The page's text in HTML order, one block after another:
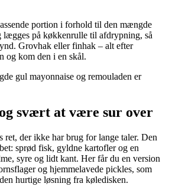
portion i forhold til den mængde
lægges på køkkenrulle til afdrypning, så
Grovhak eller finhak – alt efter
og kom den i en skål.
gul mayonnaise og remouladen er
svært at være sur over
ret, der ikke har brug for lange taler. Den
sprød fisk, gyldne kartofler og en
syre og lidt kant. Her får du en version
og hjemmelavede pickles, som
hurtige løsning fra køledisken.